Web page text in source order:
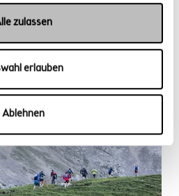
zulassen
erlauben
Ablehnen